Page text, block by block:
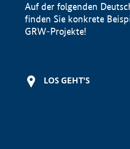
Auf der folgenden
finden Sie konkrete
GRW-Projekte!
LOS GEHT'S